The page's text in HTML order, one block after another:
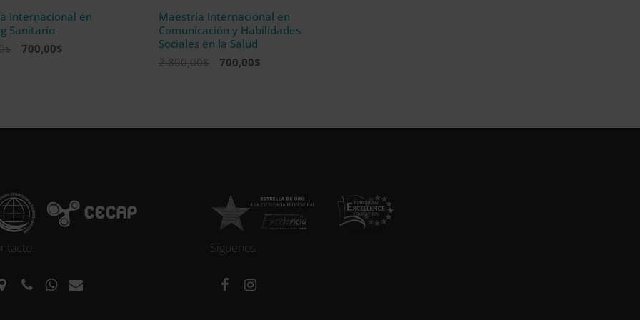
Internacional en
Sanitario
$
El
700,00$
Maestría Internacional en
Comunicación y Habilidades
Sociales en la Salud
2.800,00$
El
2.800,00$.
700,00$El
700,00$.
Síguenos: